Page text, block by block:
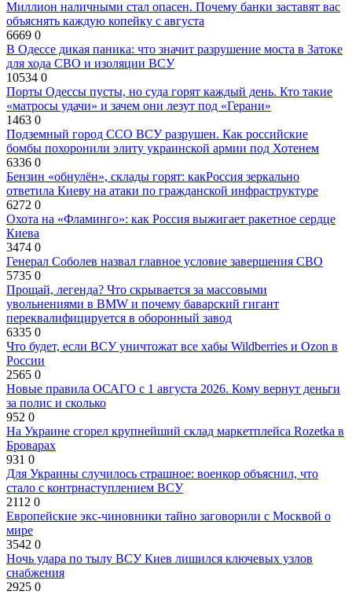
Миллион наличными стал опасен. Почему банки заставят вас
объяснять каждую копейку с августа
6669 0
В Одессе дикая паника: что значит разрушение моста в Затоке
для хода СВО и изоляции ВСУ
10534 0
Порты Одессы пусты, но суда горят каждый день. Кто такие
«матросы удачи» и зачем они лезут под «Герани»
1463 0
Подземный город ССО ВСУ разрушен. Как российские
бомбы похоронили элиту украинской армии под Хотенем
6336 0
Бензин «обнулён», склады горят: какРоссия зеркально
ответила Киеву на атаки по гражданской инфраструктуре
6272 0
Охота на «Фламинго»: как Россия выжигает ракетное сердце
Киева
3474 0
Генерал Соболев назвал главное условие завершения СВО
5735 0
Прощай, легенда? Что скрывается за массовыми
увольнениями в BMW и почему баварский гигант
переквалифицируется в оборонный завод
6335 0
Что будет, если ВСУ уничтожат все хабы Wildberries и Ozon в
России
2565 0
Новые правила ОСАГО с 1 августа 2026. Кому вернут деньги
за полис и сколько
952 0
На Украине сгорел крупнейший склад маркетплейса Rozetka в
Броварах
931 0
Для Украины случилось страшное: военкор объяснил, что
стало с контрнаступлением ВСУ
2112 0
Европейские экс-чиновники тайно заговорили с Москвой о
мире
3542 0
Ночь удара по тылу ВСУ Киев лишился ключевых узлов
снабжения
2925 0